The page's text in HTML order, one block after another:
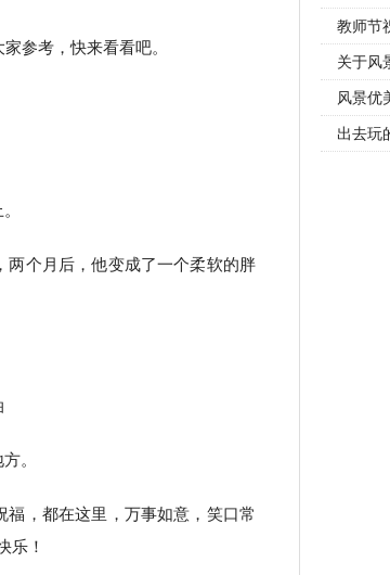
参考，快来看看吧。
两个月后，他变成了一个柔软的胖
。
，都在这里，万事如意，笑口常
乐！
教师节
关于风
风景优
出去玩